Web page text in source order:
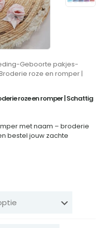
-Geboorte pakjes-
roze en romper |
roze en romper | Schattig
met naam – broderie
bestel jouw zachte